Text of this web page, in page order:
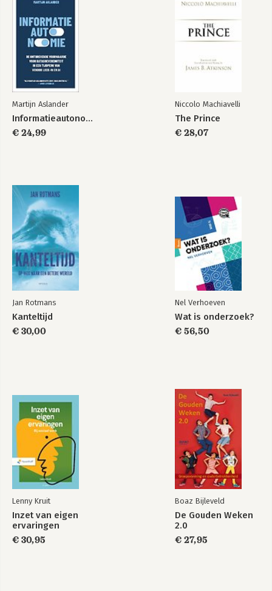
Martijn Aslander
Informatieautonomie
€ 24,99
Niccolo Machiavelli
The Prince
€ 28,07
Jan Rotmans
Kanteltijd
€ 30,00
Nel Verhoeven
Wat is onderzoek?
€ 56,50
Lenny Kruit
Inzet van eigen
ervaringen
€ 30,95
Boaz Bijleveld
De Gouden Weken
2.0
€ 27,95